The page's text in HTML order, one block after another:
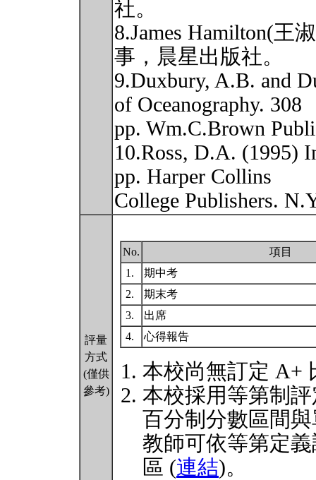
社。
8.James Hamilton(王
事，晨星出版社。
9.Duxbury, A.B. and
of Oceanography. 308
pp. Wm.C.Brown
10.Ross, D.A. (1995)
pp. Harper Collins
College Publishers.
評量
方式
(僅供
參考)
No.
項目
1.
期中考
2.
期末考
3.
出席
4.
心得報告
本校尚無訂定 A+
本校採用等第制
百分制分數區間
教師可依等第定
區 (連結)。